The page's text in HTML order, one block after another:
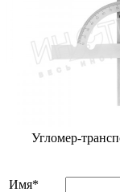
Угломер-
Имя*